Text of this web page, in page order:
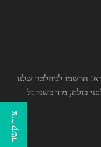
הרשמו לניוזלטר שלנו
כולם, מיד כשנקבל
צור קשר